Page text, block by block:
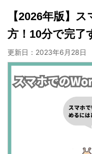
【2026年版】
方！10分で完了
更新日： 2023年6月28日